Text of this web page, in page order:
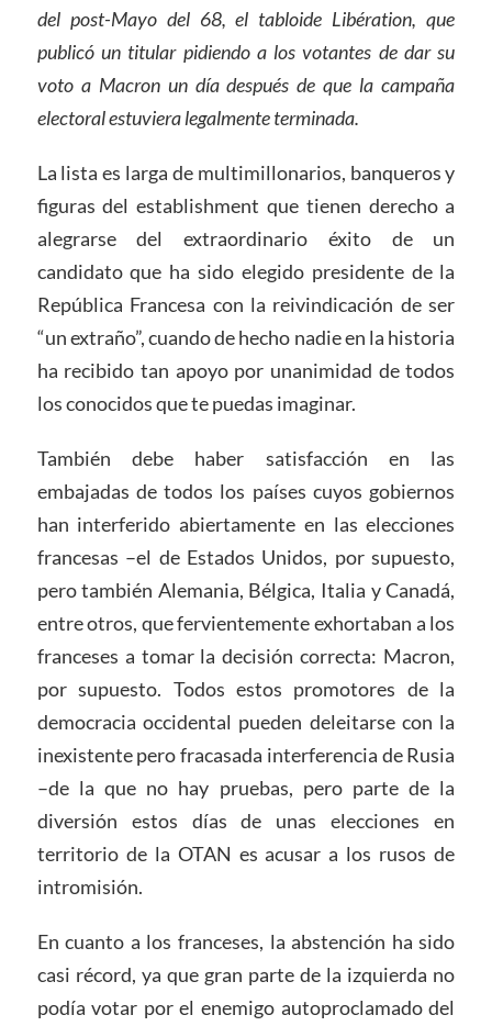
del post-Mayo del 68, el tabloide Libération, que
publicó un titular pidiendo a los votantes de dar su
voto a Macron un día después de que la campaña
electoral estuviera legalmente terminada.
La lista es larga de multimillonarios, banqueros y
figuras del establishment que tienen derecho a
alegrarse del extraordinario éxito de un
candidato que ha sido elegido presidente de la
República Francesa con la reivindicación de ser
“un extraño”, cuando de hecho nadie en la historia
ha recibido tan apoyo por unanimidad de todos
los conocidos que te puedas imaginar.
También debe haber satisfacción en las
embajadas de todos los países cuyos gobiernos
han interferido abiertamente en las elecciones
francesas –el de Estados Unidos, por supuesto,
pero también Alemania, Bélgica, Italia y Canadá,
entre otros, que fervientemente exhortaban a los
franceses a tomar la decisión correcta: Macron,
por supuesto. Todos estos promotores de la
democracia occidental pueden deleitarse con la
inexistente pero fracasada interferencia de Rusia
–de la que no hay pruebas, pero parte de la
diversión estos días de unas elecciones en
territorio de la OTAN es acusar a los rusos de
intromisión.
En cuanto a los franceses, la abstención ha sido
casi récord, ya que gran parte de la izquierda no
podía votar por el enemigo autoproclamado del